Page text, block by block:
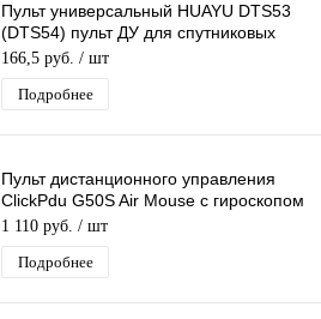
Пульт универсальный HUAYU DTS53
(DTS54) пульт ДУ для спутниковых
ресиверов
166,5 руб. / шт
Подробнее
Пульт дистанционного управления
ClickPdu G50S Air Mouse с гироскопом
и голосовым управлением 2.4G
1 110 руб. / шт
Подробнее